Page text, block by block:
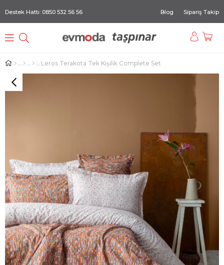
Destek Hattı: 0850 532 56 56 Blog Sipariş Takip
Leros Terakota Tek Kişilik Complete Set